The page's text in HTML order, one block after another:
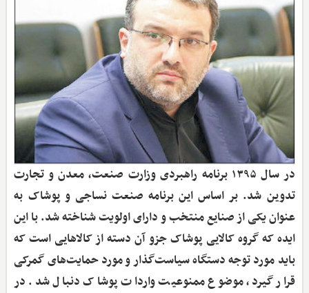
در سال ۱۳۹۵ برنامه راهبردی وزارت صنعت، معدن و تجارت
تدوین شد. بر اساس این برنامه صنعت نساجی و پوشاک به
عنوان یکی از صنایع منتخب و دارای اولویت شناخته شد. با این
ایده که گروه کالایی پوشاک جزو آن دسته از کالاهایی است که
باید مورد توجه دستگاه سیاست‌گذار و مورد حمایت‌های گمرکی
قرار گیرد، موضوع ممنوعیت واردات پوشاک دنبال شد. در